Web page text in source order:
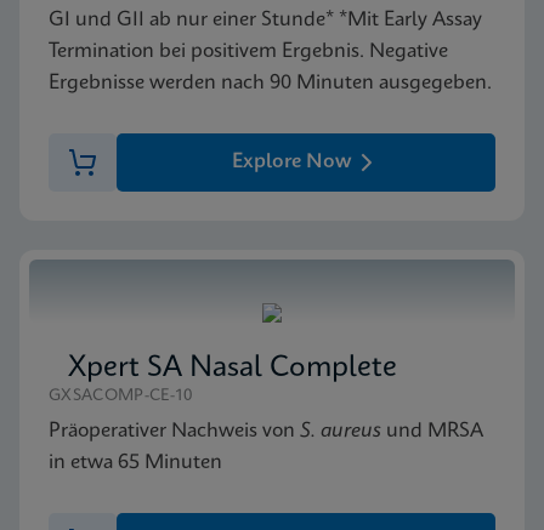
GI und GII ab nur einer Stunde* *Mit Early Assay
Termination bei positivem Ergebnis. Negative
Ergebnisse werden nach 90 Minuten ausgegeben.
Explore Now
Xpert SA Nasal Complete
GXSACOMP-CE-10
Präoperativer Nachweis von S. aureus und MRSA
in etwa 65 Minuten